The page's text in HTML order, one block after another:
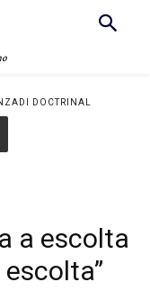
DOCTRINAL
a escolta